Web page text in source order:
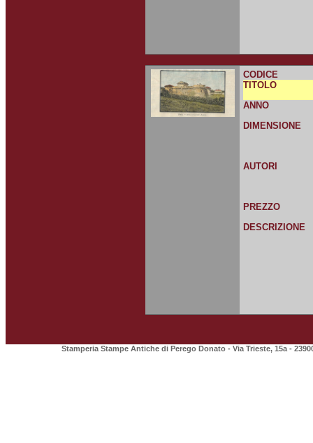
CODICE
TITOLO
ANNO
DIMENSIONE
AUTORI
PREZZO
DESCRIZIONE
Stamperia Stampe Antiche di Perego Donato - Via Trieste, 15a -